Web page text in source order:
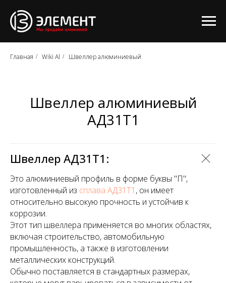
Главная / Wiki Al / Швеллер алюминиевый
Швеллер алюминиевый
АД31Т1
Швеллер АД31Т1:
Это алюминиевый профиль в форме буквы "П",
изготовленный из сплава АД31Т1 , он имеет
относительно высокую прочность и устойчив к
коррозии.
Этот тип швеллера применяется во многих областях,
включая строительство, автомобильную
промышленность, а также в изготовлении
металлических конструкций.
Обычно поставляется в стандартных размерах,